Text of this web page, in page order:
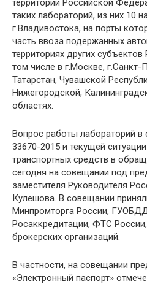
территории Российской
таких лабораторий, из них 10
г.Владивостока, на порты
часть ввоза подержанных
территориях других
том числе в г.Москве, г.Санкт-
Татарстан, Чувашской
Нижегородской,
областях.
Вопрос работы лабораторий в
33670-2015 и текущей
транспортных средств в
сегодня на совещании под
заместителя Руководителя
Кулешова. В совещании
Минпромторга России,
Росаккредитации, ФТС
брокерских организаций.
В частности, на совещании
«Электронный паспорт»